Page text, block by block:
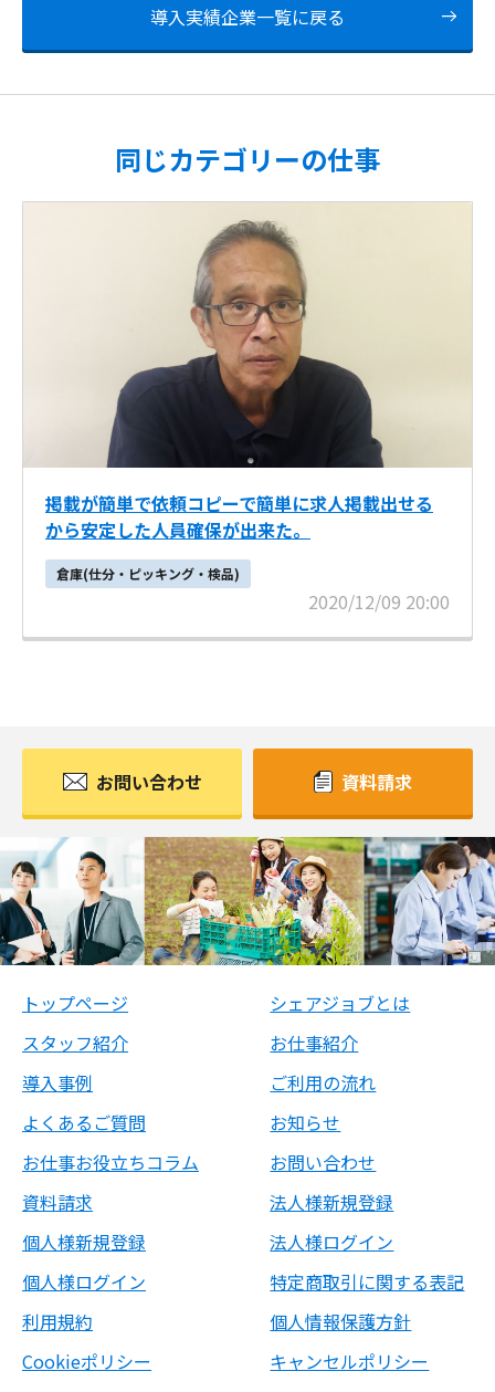
導入実績企業一覧に戻る
同じカテゴリーの仕事
掲載が簡単で依頼コピーで簡単に求人掲載出せる
から安定した人員確保が出来た。
倉庫(仕分・ピッキング・検品)
2020/12/09 20:00
お問い合わせ 資料請求
トップページ
シェアジョブとは
スタッフ紹介
お仕事紹介
導入事例
ご利用の流れ
よくあるご質問
お知らせ
お仕事お役立ちコラム
お問い合わせ
資料請求
法人様新規登録
個人様新規登録
法人様ログイン
個人様ログイン
特定商取引に関する表記
利用規約
個人情報保護方針
Cookieポリシー
キャンセルポリシー